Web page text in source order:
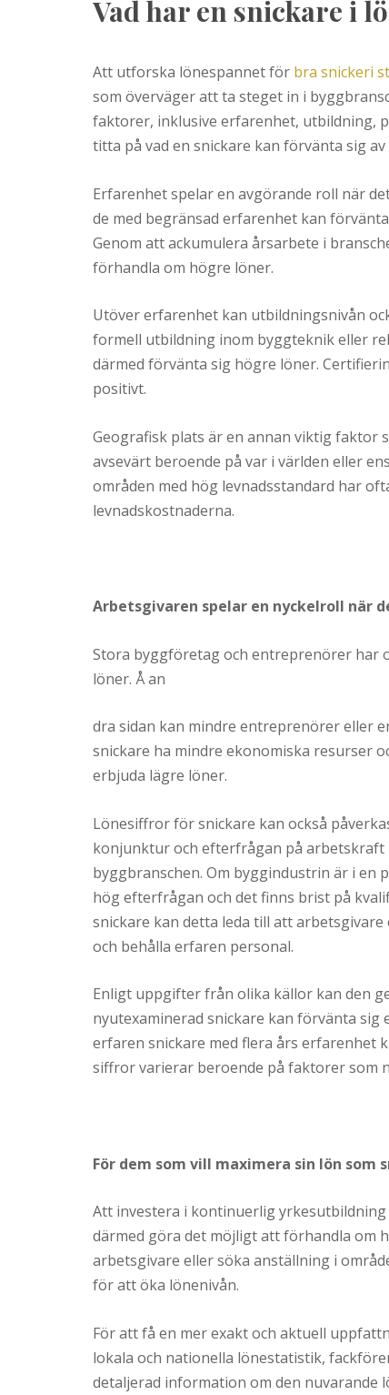
Vad har en snickare i
Att utforska lönespannet för bra snickeri
som överväger att ta steget in i
faktorer, inklusive erfarenhet, utbildning,
titta på vad en snickare kan förvänta sig
Erfarenhet spelar en avgörande roll när
de med begränsad erfarenhet kan
Genom att ackumulera årsarbete i
förhandla om högre löner.
Utöver erfarenhet kan utbildningsnivån
formell utbildning inom byggteknik eller
därmed förvänta sig högre löner.
positivt.
Geografisk plats är en annan viktig faktor
avsevärt beroende på var i världen eller
områden med hög levnadsstandard har
levnadskostnaderna.
Arbetsgivaren spelar en nyckelroll när
Stora byggföretag och entreprenörer har
löner. Å an
dra sidan kan mindre entreprenörer eller
snickare ha mindre ekonomiska resurser
erbjuda lägre löner.
Lönesiffror för snickare kan också
konjunktur och efterfrågan på arbetskraft
byggbranschen. Om byggindustrin är i en
hög efterfrågan och det finns brist på
snickare kan detta leda till att
och behålla erfaren personal.
Enligt uppgifter från olika källor kan den
nyutexaminerad snickare kan förvänta sig
erfaren snickare med flera års erfarenhet
siffror varierar beroende på faktorer som
För dem som vill maximera sin lön
Att investera i kontinuerlig
därmed göra det möjligt att förhandla om
arbetsgivare eller söka anställning i
för att öka lönenivån.
För att få en mer exakt och aktuell
lokala och nationella lönestatistik,
detaljerad information om den nuvarande